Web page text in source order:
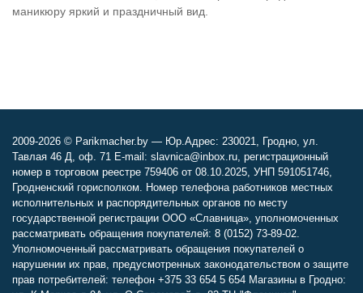
маникюру яркий и праздничный вид.
2009-2026 © Parikmacher.by — Юр.Адрес: 230021, Гродно, ул.
Тавлая 46 Д, оф. 71 E-mail: slavnica@inbox.ru, регистрационный
номер в торговом реестре 759406 от 08.10.2025, УНП 591051746,
Гродненский горисполком. Номер телефона работников местных
исполнительных и распорядительных органов по месту
государственной регистрации ООО «Славница», уполномоченных
рассматривать обращения покупателей: 8 (0152) 73-89-02.
Уполномоченный рассматривать обращения покупателей о
нарушении их прав, предусмотренных законодательством о защите
прав потребителей: телефон +375 33 654 5 654 Магазины в Гродно: